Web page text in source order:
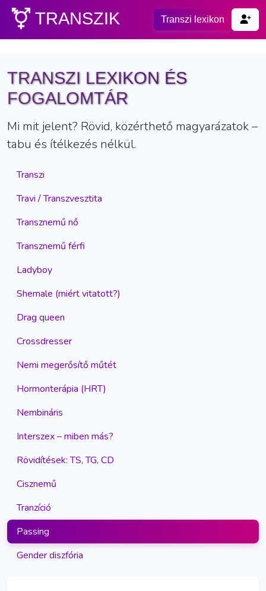
TRANSZIK Transzi lexikon
TRANSZI LEXIKON ÉS
FOGALOMTÁR
Mi mit jelent? Rövid, közérthető magyarázatok –
tabu és ítélkezés nélkül.
Transzi
Travi / Transzvesztita
Transznemű nő
Transznemű férfi
Ladyboy
Shemale (miért vitatott?)
Drag queen
Crossdresser
Nemi megerősítő műtét
Hormonterápia (HRT)
Nembináris
Interszex – miben más?
Rövidítések: TS, TG, CD
Cisznemű
Tranzíció
Passing
Gender diszfória